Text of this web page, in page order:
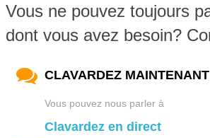
Vous ne pouvez toujours
dont vous avez besoin?
CLAVARDEZ MAINTENANT
Vous pouvez nous parler à
Clavardez en direct